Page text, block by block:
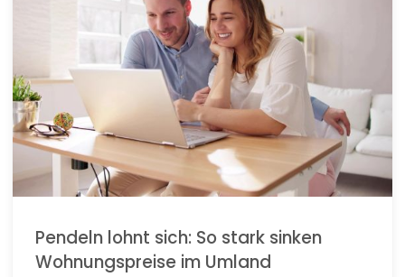
Pendeln lohnt sich: So stark sinken
Wohnungspreise im Umland